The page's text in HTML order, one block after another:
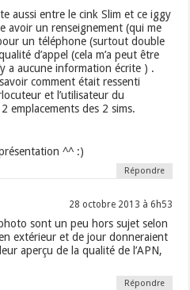
aussi entre le cink Slim et ce iggy
avoir un renseignement (qui me
un téléphone (surtout double
d’appel (cela m’a peut être
a aucune information écrite ) .
comment était ressenti
et l’utilisateur du
emplacements des 2 sims.
^^ :)
Répondre
28 octobre 2013 à 6h53
sont un peu hors sujet selon
extérieur et de jour donneraient
aperçu de la qualité de l’APN,
Répondre